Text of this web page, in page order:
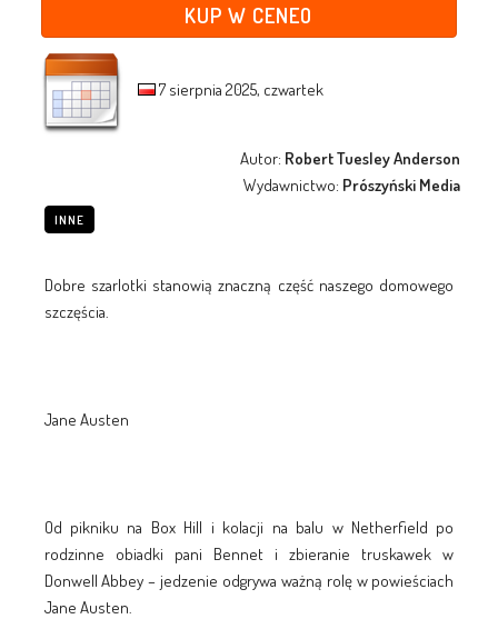
KUP W CENEO
7 sierpnia 2025, czwartek
Autor: Robert Tuesley Anderson
Wydawnictwo: Prószyński Media
INNE
Dobre szarlotki stanowią znaczną część naszego domowego
szczęścia.
Jane Austen
Od pikniku na Box Hill i kolacji na balu w Netherfield po
rodzinne obiadki pani Bennet i zbieranie truskawek w
Donwell Abbey – jedzenie odgrywa ważną rolę w powieściach
Jane Austen.